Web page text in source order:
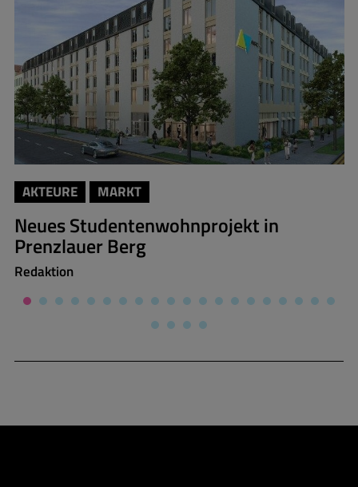
AKTEURE MARKT
Neues Studentenwohnprojekt in
Prenzlauer Berg
Redaktion